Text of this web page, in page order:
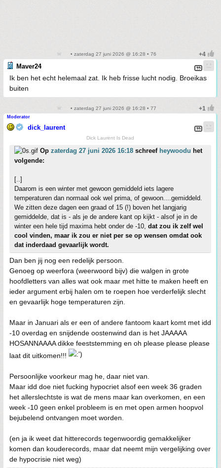
• zaterdag 27 juni 2026 @ 16:28 • 76
Maver24
Ik ben het echt helemaal zat. Ik heb frisse lucht nodig. Broeikas
buiten
• zaterdag 27 juni 2026 @ 16:28 • 77
Moderator
dick_laurent
Dick Laurent Is Dead
Op zaterdag 27 juni 2026 16:18 schreef heywoodu het
volgende:
[..]
Daarom is een winter met gewoon gemiddeld iets lagere
temperaturen dan normaal ook wel prima, of gewoon....gemiddeld.
We zitten deze dagen een graad of 15 (!) boven het langjarig
gemiddelde, dat is - als je de andere kant op kijkt - alsof je in de
winter een hele tijd maxima hebt onder de -10, dat zou ik zelf wel
cool vinden, maar ik zou er niet per se op wensen omdat ook
dat inderdaad gevaarlijk wordt.
Dan ben jij nog een redelijk persoon.
Genoeg op weerfora (weerwoord bijv) die walgen in grote
hoofdletters van alles wat ook maar met hitte te maken heeft en
ieder argument erbij halen om te roepen hoe verderfelijk slecht
en gevaarlijk hoge temperaturen zijn.
Maar in Januari als er een of andere fantoom kaart komt met idd
-10 overdag en snijdende oostenwind dan is het JAAAAA
HOSANNAAAA dikke feeststemming en oh please please please
laat dit uitkomen!!!
Persoonlijke voorkeur mag he, daar niet van.
Maar idd doe niet fucking hypocriet alsof een week 36 graden
het allerslechtste is wat de mens maar kan overkomen, en een
week -10 geen enkel probleem is en met open armen hoopvol
bejubelend ontvangen moet worden.
(en ja ik weet dat hitterecords tegenwoordig gemakkelijker
komen dan kouderecords, maar dat neemt mijn vergelijking over
de hypocrisie niet weg)